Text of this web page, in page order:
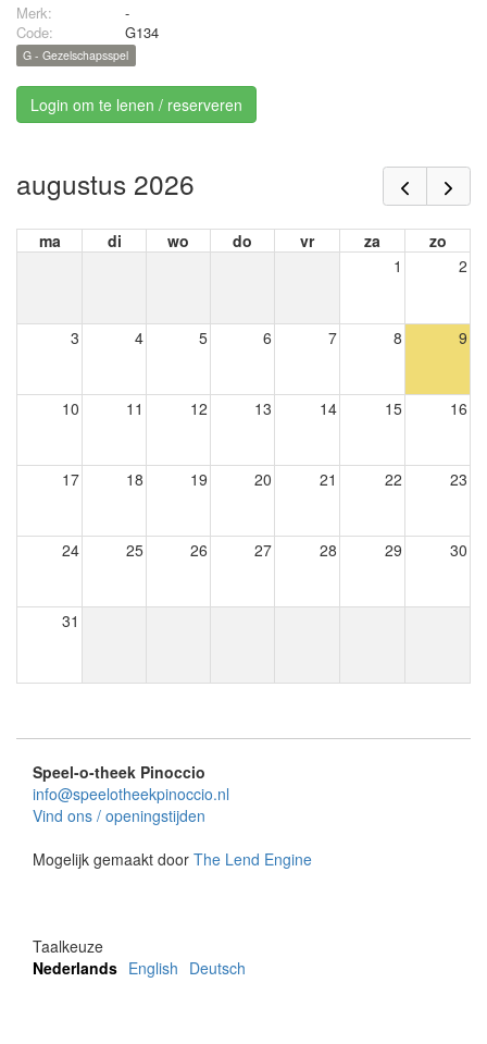
Merk:
-
Code:
G134
G - Gezelschapsspel
Login om te lenen / reserveren
augustus 2026
ma di wo do vr za
zo
1
2
3 4 5 6 7 8 9
10 11 12 13 14 15 16
17 18 19 20 21 22 23
24 25 26 27 28 29 30
31
Speel-o-theek Pinoccio
info@speelotheekpinoccio.nl
Vind ons / openingstijden
Mogelijk gemaakt door The Lend Engine
Taalkeuze
Nederlands English Deutsch